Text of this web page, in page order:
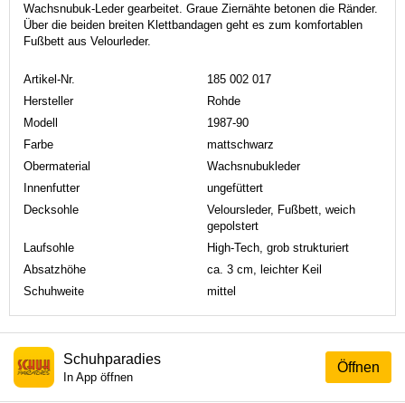
Wachsnubuk-Leder gearbeitet. Graue Ziernähte betonen die Ränder.
Über die beiden breiten Klettbandagen geht es zum komfortablen
Fußbett aus Velourleder.
Artikel-Nr.
185 002 017
Hersteller
Rohde
Modell
1987-90
Farbe
mattschwarz
Obermaterial
Wachsnubukleder
Innenfutter
ungefüttert
Decksohle
Veloursleder, Fußbett, weich
gepolstert
Laufsohle
High-Tech, grob strukturiert
Absatzhöhe
ca. 3 cm, leichter Keil
Schuhweite
mittel
Öffnen
Schuhparadies
In App öffnen